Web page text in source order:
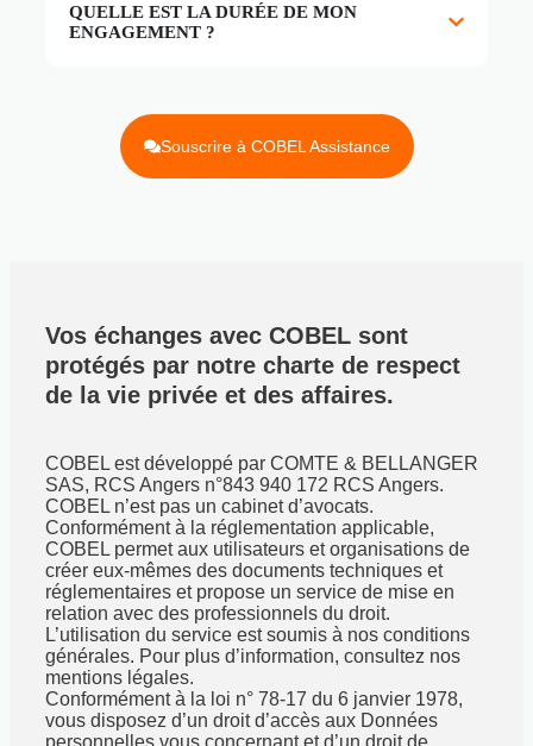
QUELLE EST LA DURÉE DE MON
ENGAGEMENT ?
Souscrire à COBEL Assistance
Vos échanges avec COBEL sont
protégés par notre charte de respect
de la vie privée et des affaires.
COBEL est développé par COMTE & BELLANGER
SAS, RCS Angers n°843 940 172 RCS Angers.
COBEL n’est pas un cabinet d’avocats.
Conformément à la réglementation applicable,
COBEL permet aux utilisateurs et organisations de
créer eux-mêmes des documents techniques et
réglementaires et propose un service de mise en
relation avec des professionnels du droit.
L’utilisation du service est soumis à nos conditions
générales. Pour plus d’information, consultez nos
mentions légales.
Conformément à la loi n° 78-17 du 6 janvier 1978,
vous disposez d’un droit d’accès aux Données
personnelles vous concernant et d’un droit de